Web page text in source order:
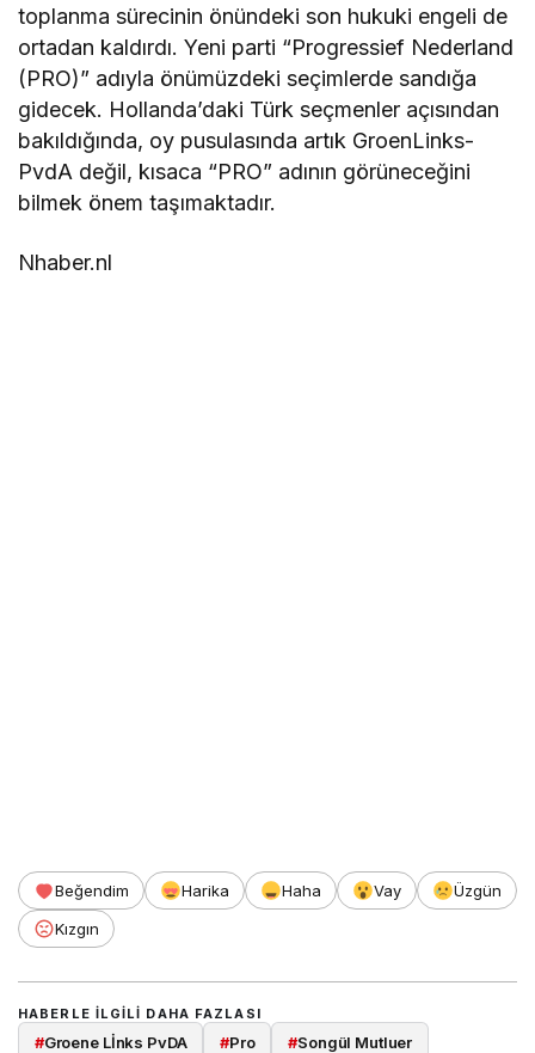
toplanma sürecinin önündeki son hukuki engeli de
ortadan kaldırdı. Yeni parti “Progressief Nederland
(PRO)” adıyla önümüzdeki seçimlerde sandığa
gidecek. Hollanda’daki Türk seçmenler açısından
bakıldığında, oy pusulasında artık GroenLinks-
PvdA değil, kısaca “PRO” adının görüneceğini
bilmek önem taşımaktadır.
Nhaber.nl
Beğendim Harika Haha Vay
Üzgün
Kızgın
HABERLE ILGILI DAHA FAZLASI
#Groene Lİnks PvDA #Pro #Songül Mutluer